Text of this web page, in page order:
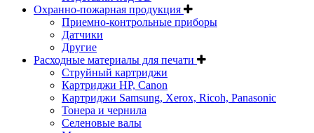
Охранно-пожарная продукция
Приемно-контрольные приборы
Датчики
Другие
Расходные материалы для печати
Струйный картриджи
Картриджи HP, Canon
Картриджи Samsung, Xerox, Ricoh, Panasonic
Тонера и чернила
Селеновые валы